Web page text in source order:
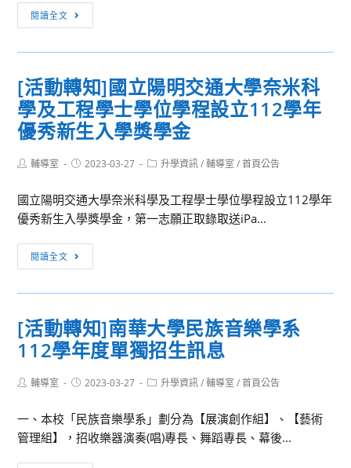
閱讀全文
動
轉
國
立
中
央
大
2023
年
中
球
科
研
營
[活動轉知]國立陽明交通大學奈米科
學及工程學士學位學程設立112學年
優秀新生入學獎學金
Post輔導室
Post2023-03-27
Post升學資訊 / 輔導室 / 首頁公告
國立陽明交通大學奈米科學及工程學士學位學程設立112學年
優秀新生入學獎學金，第一志願正取錄取送iPa...
閱讀全文
動
轉
國
立
明
通
大
學
[活動轉知]南華大學民族音樂學系
112學年度單獨招生訊息
Post輔導室
Post2023-03-27
Post升學資訊 / 輔導室 / 首頁公告
一、本校「民族音樂學系」劃分為【展演創作組】、【藝術
管理組】，招收樂器演奏(唱)專長、舞蹈專長、幕後...